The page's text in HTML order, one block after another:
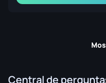
Central de